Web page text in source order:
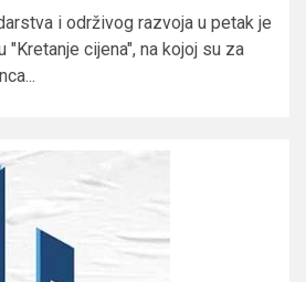
i održivog razvoja u petak je
cijena", na kojoj su za